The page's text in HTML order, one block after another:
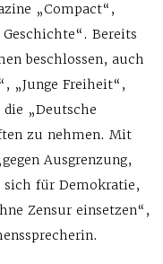
„Compact“,
Bereits
beschlossen, auch
„Junge Freiheit“,
„Deutsche
zu nehmen. Mit
Ausgrenzung,
sich für Demokratie,
Zensur einsetzen“,